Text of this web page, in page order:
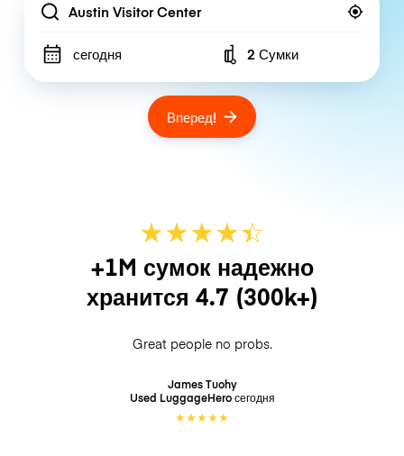
Location
сегодня Number of bags
2 Сумки
Вперед!
★★★★☆
★
+1M сумок надежно
хранится 4.7 (300k+)
Great people no probs.
James Tuohy
Used LuggageHeroсегодня
★★★★★